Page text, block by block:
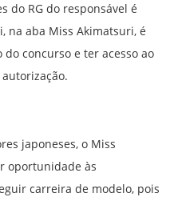
do RG do responsável é
na aba Miss Akimatsuri, é
concurso e ter acesso ao
japoneses, o Miss
oportunidade às
carreira de modelo, pois